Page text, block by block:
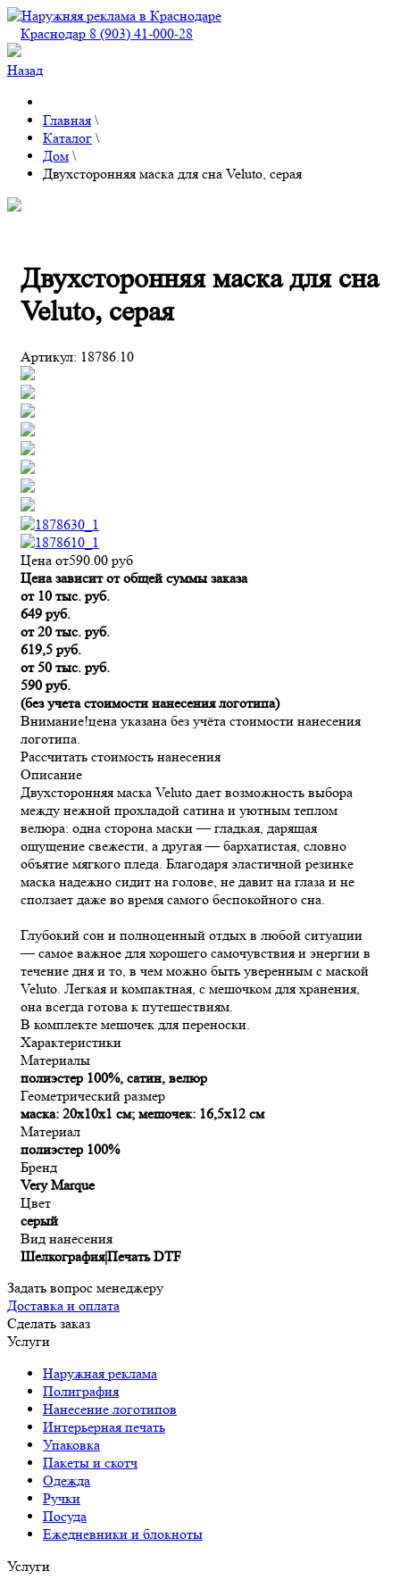
Краснодар 8 (903) 41-000-28
Назад
Главная \
Каталог \
Дом \
Двухсторонняя маска для сна Veluto, серая
Двухсторонняя маска для сна
Veluto, серая
Артикул: 18786.10
Цена от590.00 руб
Цена зависит от общей суммы заказа
от 10 тыс. руб.
649 руб.
от 20 тыс. руб.
619,5 руб.
от 50 тыс. руб.
590 руб.
(без учета стоимости нанесения логотипа)
Внимание!цена указана без учёта стоимости нанесения
логотипа.
Рассчитать стоимость нанесения
Описание
Двухсторонняя маска Veluto дает возможность выбора
между нежной прохладой сатина и уютным теплом
велюра: одна сторона маски — гладкая, дарящая
ощущение свежести, а другая — бархатистая, словно
объятие мягкого пледа. Благодаря эластичной резинке
маска надежно сидит на голове, не давит на глаза и не
сползает даже во время самого беспокойного сна.
Глубокий сон и полноценный отдых в любой ситуации
— самое важное для хорошего самочувствия и энергии в
течение дня и то, в чем можно быть уверенным с маской
Veluto. Легкая и компактная, с мешочком для хранения,
она всегда готова к путешествиям.
В комплекте мешочек для переноски.
Характеристики
Материалы
полиэстер 100%, сатин, велюр
Геометрический размер
маска: 20x10х1 см; мешочек: 16,5х12 см
Материал
полиэстер 100%
Бренд
Very Marque
Цвет
серый
Вид нанесения
Шелкография|Печать DTF
Задать вопрос менеджеру
Доставка и оплата
Сделать заказ
Услуги
Наружная реклама
Полиграфия
Нанесение логотипов
Интерьерная печать
Упаковка
Пакеты и скотч
Одежда
Ручки
Посуда
Ежедневники и блокноты
Услуги